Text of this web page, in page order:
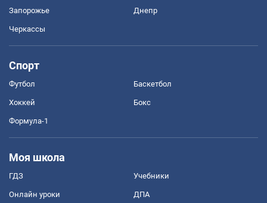
Запорожье Днепр
Черкассы
Спорт
Футбол Баскетбол
Хоккей Бокс
Формула-1
Моя школа
ГДЗ Учебники
Онлайн уроки ДПА